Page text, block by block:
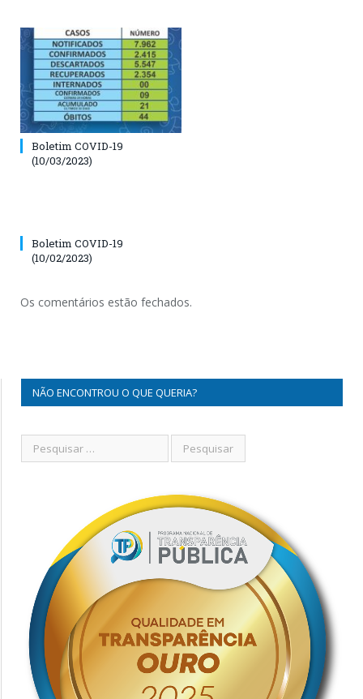
Boletim COVID-19
(10/03/2023)
Boletim COVID-19
(10/02/2023)
Os comentários estão fechados.
NÃO ENCONTROU O QUE QUERIA?